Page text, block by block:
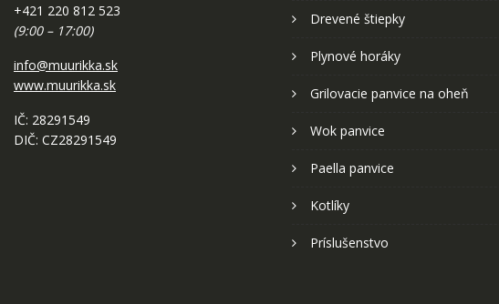
+421 220 812 523
(9:00 – 17:00)
info@muurikka.sk
www.muurikka.sk
IČ: 28291549
DIČ: CZ28291549
Drevené štiepky
Plynové horáky
Grilovacie panvice na oheň
Wok panvice
Paella panvice
Kotlíky
Príslušenstvo